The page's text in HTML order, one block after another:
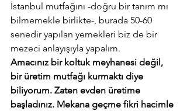
İstanbul mutfağını -doğru bir tanım mı
bilmemekle birlikte-, burada 50-60
senedir yapılan yemekleri biz de bir
mezeci anlayışıyla yapalım.
Amacınız bir koltuk meyhanesi değil,
bir üretim mutfağı kurmaktı diye
biliyorum. Zaten evden üretime
başladınız. Mekana geçme fikri hacimle